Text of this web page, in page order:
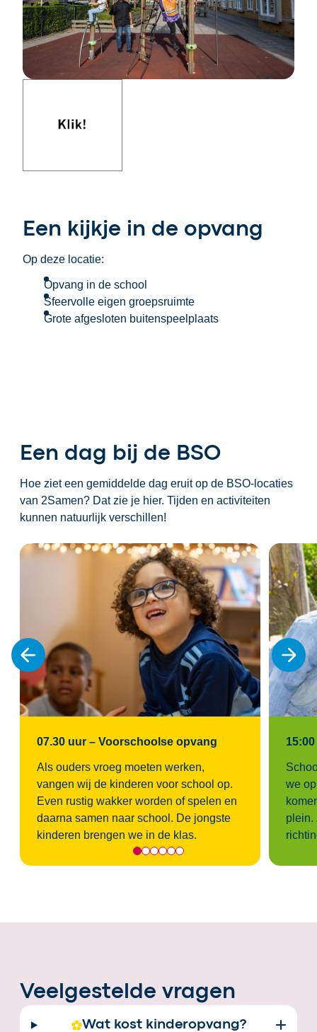
Een kijkje in de opvang
Op deze locatie:
Opvang in de school
Sfeervolle eigen groepsruimte
Grote afgesloten buitenspeelplaats
Een dag bij de BSO
Hoe ziet een gemiddelde dag eruit op de BSO-locaties
van 2Samen? Dat zie je hier. Tijden en activiteiten
kunnen natuurlijk verschillen!
07.30 uur – Voorschoolse opvang
Als ouders vroeg moeten werken,
vangen wij de kinderen voor school op.
Even rustig wakker worden of spelen en
daarna samen naar school. De jongste
kinderen brengen we in de klas.
we
plein.
Veelgestelde vragen
Wat kost kinderopvang?